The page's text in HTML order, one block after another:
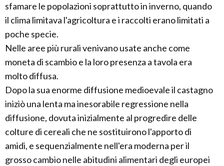
sfamare le popolazioni soprattutto in inverno, quando
il clima limitava l'agricoltura e i raccolti erano limitati a
poche specie.
Nelle aree più rurali venivano usate anche come
moneta di scambio e la loro presenza a tavola era
molto diffusa.
Dopo la sua enorme diffusione medioevale il castagno
iniziò una lenta ma inesorabile regressione nella
diffusione, dovuta inizialmente al progredire delle
colture di cereali che ne sostituirono l'apporto di
amidi, e sequenzialmente nell'era moderna per il
grosso cambio nelle abitudini alimentari degli europei